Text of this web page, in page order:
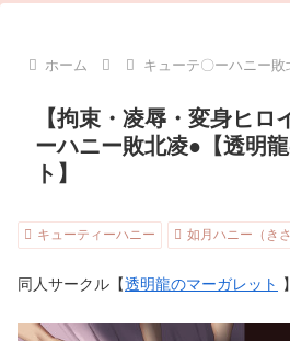
ホーム キューテ〇ーハニー敗
【拘束・凌辱・変身ヒロ
ーハニー敗北凌●【透明
ト】
キューティーハニー 如月ハニー（き
同人サークル【透明龍のマーガレット